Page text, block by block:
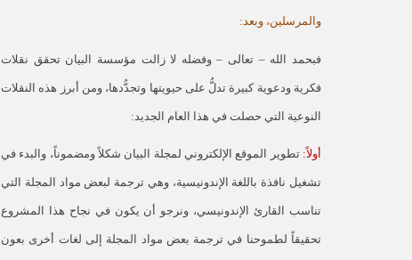
والمرسلين، وبعد:
فبحمد الله – تعالى – وفضله لا زالت مؤسسة البيان تحقق نقلات
فكرية ودعوية كبيرة تدلُّ على حيويتها وتجدُّدها، ومن أبرز هذه النقلات
النوعية التي حصلت في هذا العام الجديد:
أولاً: تطوير الموقع الإلكتروني لمجلة البيان شكلاً ومضموناً، والبدء في
تشغيل نافذة باللغة الإندونيسية، وهي ترجمة لبعض مواد المجلة التي
تناسب القارئ الإندونيسي، ونرجو أن يكون في نجاح هذا المشروع
تحقيقاً لطموحنا في ترجمة بعض مواد المجلة إلى لغات أخرى بعون